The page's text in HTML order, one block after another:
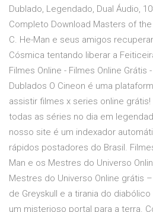
Dublado, Legendado, Dual Áudio,
Completo Download Masters of
C. He-Man e seus amigos
Cósmica tentando liberar a
Filmes Online - Filmes Online Grátis
Dublados O Cineon é uma
assistir filmes x series online
todas as séries no dia em
nosso site é um indexador
rápidos postadores do Brasil.
Man e os Mestres do Universo
Mestres do Universo Online grátis
de Greyskull e a tirania do
um misterioso portal para a terra.